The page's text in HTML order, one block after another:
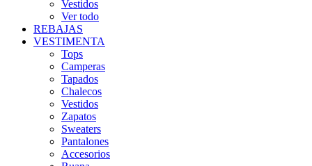
Vestidos
Ver todo
REBAJAS
VESTIMENTA
Tops
Camperas
Tapados
Chalecos
Vestidos
Zapatos
Sweaters
Pantalones
Accesorios